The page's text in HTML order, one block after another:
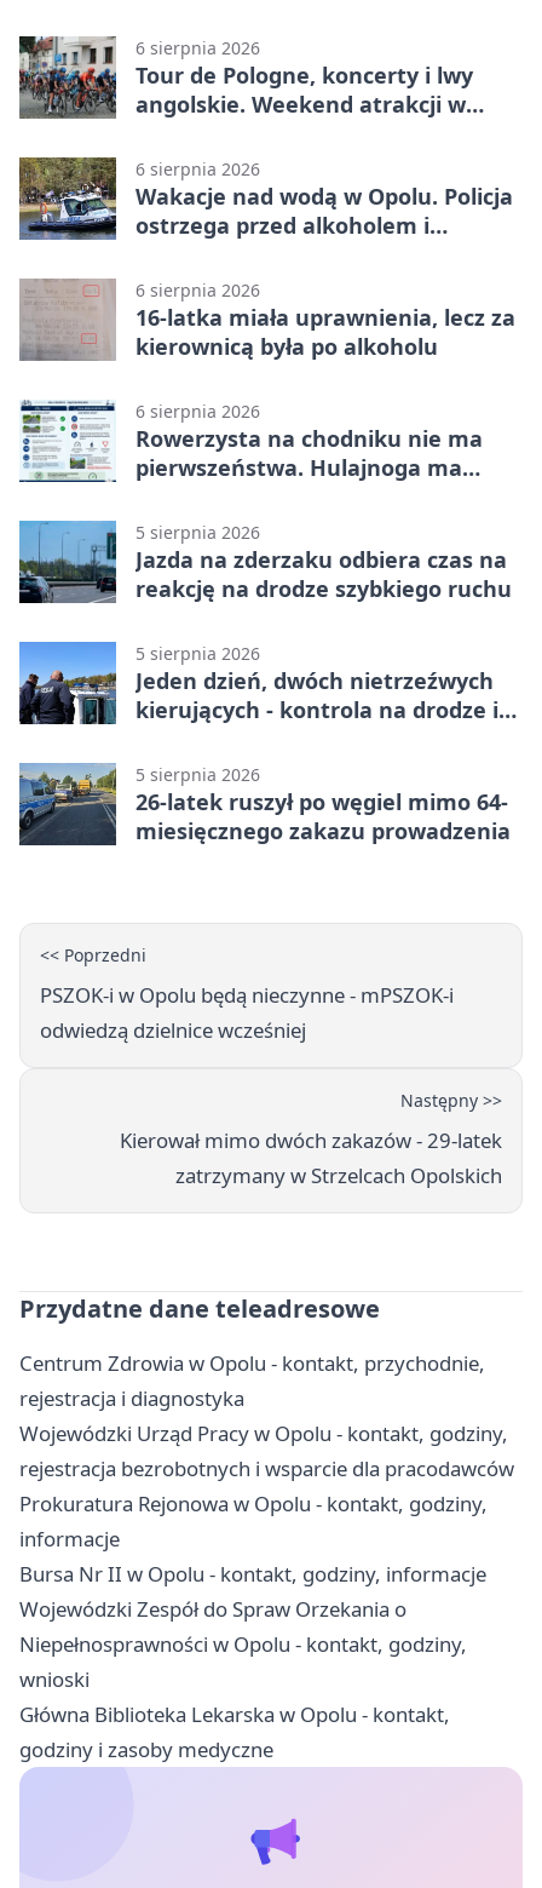
6 sierpnia 2026
Tour de Pologne, koncerty i lwy
angolskie. Weekend atrakcji w
6 sierpnia 2026
Wakacje nad wodą w Opolu. Policja
ostrzega przed alkoholem i
6 sierpnia 2026
16-latka miała uprawnienia, lecz za
kierownicą była po alkoholu
6 sierpnia 2026
Rowerzysta na chodniku nie ma
pierwszeństwa. Hulajnoga ma
5 sierpnia 2026
Jazda na zderzaku odbiera czas na
reakcję na drodze szybkiego ruchu
5 sierpnia 2026
Jeden dzień, dwóch nietrzeźwych
kierujących - kontrola na drodze i
5 sierpnia 2026
26-latek ruszył po węgiel mimo 64-
miesięcznego zakazu prowadzenia
<< Poprzedni
PSZOK-i w Opolu będą nieczynne - mPSZOK-i
odwiedzą dzielnice wcześniej
Następny >>
Kierował mimo dwóch zakazów - 29-latek
zatrzymany w Strzelcach Opolskich
Przydatne dane teleadresowe
Centrum Zdrowia w Opolu - kontakt, przychodnie,
rejestracja i diagnostyka
Wojewódzki Urząd Pracy w Opolu - kontakt, godziny,
rejestracja bezrobotnych i wsparcie dla pracodawców
Prokuratura Rejonowa w Opolu - kontakt, godziny,
informacje
Bursa Nr II w Opolu - kontakt, godziny, informacje
Wojewódzki Zespół do Spraw Orzekania o
Niepełnosprawności w Opolu - kontakt, godziny,
wnioski
Główna Biblioteka Lekarska w Opolu - kontakt,
godziny i zasoby medyczne